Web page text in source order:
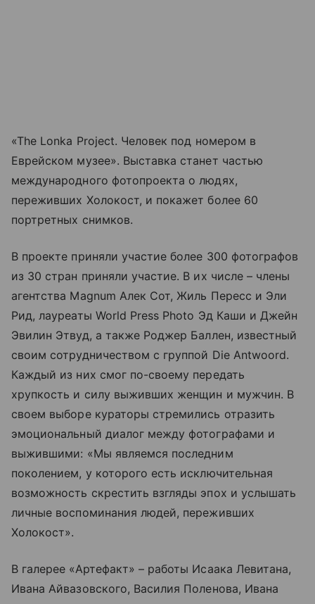
«The Lonka Project. Человек под номером в
Еврейском музее». Выставка станет частью
международного фотопроекта о людях,
переживших Холокост, и покажет более 60
портретных снимков.
В проекте приняли участие более 300 фотографов
из 30 стран приняли участие. В их числе – члены
агентства Magnum Алек Сот, Жиль Пересc и Эли
Рид, лауреаты World Press Photo Эд Каши и Джейн
Эвилин Этвуд, а также Роджер Баллен, известный
своим сотрудничеством с группой Die Antwoord.
Каждый из них смог по-своему передать
хрупкость и силу выживших женщин и мужчин. В
своем выборе кураторы стремились отразить
эмоциональный диалог между фотографами и
выжившими: «Мы являемся последним
поколением, у которого есть исключительная
возможность скрестить взгляды эпох и услышать
личные воспоминания людей, переживших
Холокост».
В галерее «Артефакт» – работы Исаака Левитана,
Ивана Айвазовского, Василия Поленова, Ивана